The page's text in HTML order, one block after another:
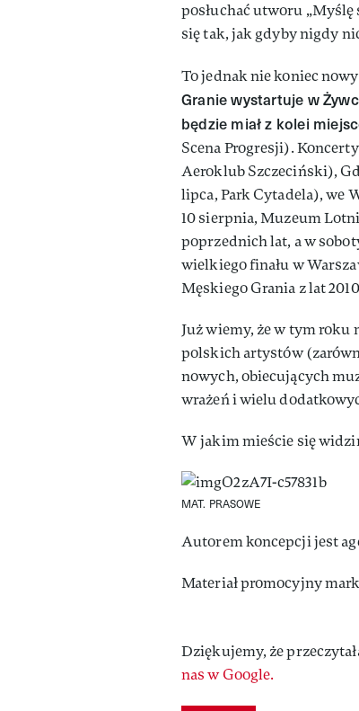
posłuchać utworu
się tak, jak gdyby nigdy
To jednak nie koniec
Granie wystartuje w
będzie miał z kolei
Scena Progresji).
Aeroklub Szczeciński),
lipca, Park Cytadela), we
10 sierpnia, Muzeum
poprzednich lat, a w
wielkiego finału w
Męskiego Grania z lat
Już wiemy, że w tym
polskich artystów
nowych, obiecujących
wrażeń i wielu
W jakim mieście się
MAT. PRASOWE
Autorem koncepcji jest
Materiał promocyjny
Dziękujemy, że
nas w Google.